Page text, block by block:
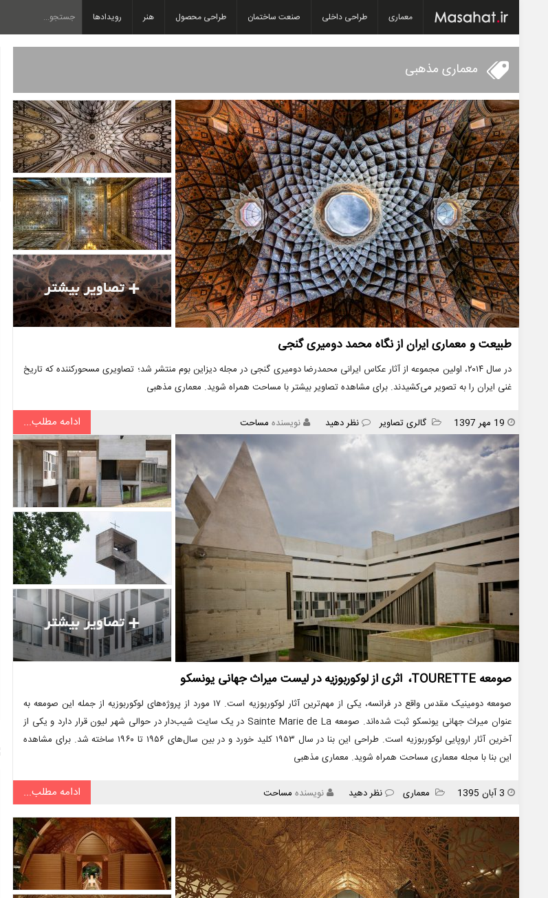
معماری طراحی داخلی صنعت ساختمان طراحی محصول هنر رویدادها
معماری مذهبی
طبیعت و معماری ایران از نگاه محمد دومیری گنجی
در سال ۲۰۱۴، اولین مجموعه از آثار عکاس ایرانی محمدرضا دومیری گنجی در مجله دیزاین بوم منتشر شد؛ تصاویری مسحورکننده که تاریخ
غنی ایران را به تصویر می‌کشیدند. برای مشاهده تصاویر بیشتر با مساحت همراه شوید. معماری مذهبی
انتشار
19 مهر 1397
دسته
ها
گالری تصاویر نظر دهید نویسنده مساحت ادامه مطلب...
صومعه TOURETTE، اثری از لوکوربوزیه در لیست میراث جهانی یونسکو
صومعه دومینیک مقدس واقع در فرانسه، یکی از مهم‌ترین آثار لوکوربوزیه است. ۱۷ مورد از پروژه‌های لوکوربوزیه از جمله این صومعه به
عنوان میراث جهانی یونسکو ثبت شده‌اند. صومعه Sainte Marie de La در یک سایت شیب‌دار در حوالی شهر لیون قرار دارد و یکی از
آخرین آثار اروپایی لوکوربوزیه است. طراحی این بنا در سال ۱۹۵۳ کلید خورد و در بین سال‌های ۱۹۵۶ تا ۱۹۶۰ ساخته شد. برای مشاهده
این بنا با مجله معماری مساحت همراه شوید. معماری مذهبی
انتشار
3 آبان 1395
دسته
ها
معماری نظر دهید نویسنده مساحت ادامه مطلب...